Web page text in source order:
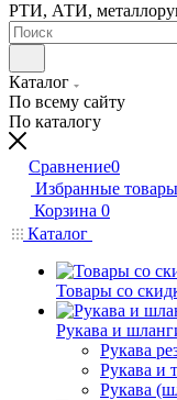
РТИ, АТИ,
Каталог
По всему сайту
По каталогу
Сравнение0
Избранные товары
Корзина 0
Каталог
Товары со
Рукава и
Рукава
Рукава и
Рукава